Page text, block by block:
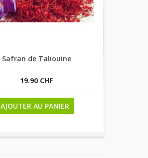
Safran de Taliouine
19.90 CHF
AJOUTER AU PANIER